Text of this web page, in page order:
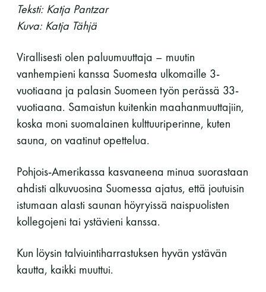
Hinnasto
Jäsen
Vieras jäsenen seurassa
Jäsenen lapsi 7-18 v.
6 €
Lapsi alle 7 v.
ilmainen
11 saunomiskerran kortti
3kk kortti - M / N
275€ / 115€
Vuosikortti - M / N
695€ / 275€
Teksti: Katja Pantzar
Kuva: Katja Tähjä
Virallisesti olen paluumuuttaja – muutin
vanhempieni kanssa Suomesta ulkomaille 3-
vuotiaana ja palasin Suomeen työn perässä 33-
vuotiaana. Samaistun kuitenkin maahanmuuttajiin,
koska moni suomalainen kulttuuriperinne, kuten
sauna, on vaatinut opettelua.
Pohjois-Amerikassa kasvaneena minua suorastaan
ahdisti alkuvuosina Suomessa ajatus, että joutuisin
istumaan alasti saunan höyryissä naispuolisten
kollegojeni tai ystävieni kanssa.
Kun löysin talviuintiharrastuksen hyvän ystävän
kautta, kaikki muuttui.